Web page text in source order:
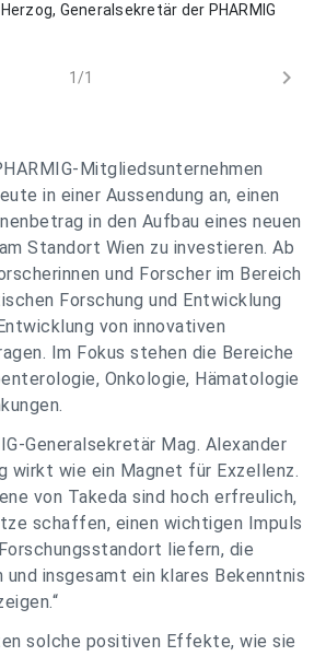
Generalsekretär der PHARMIG
1/1 chevron_right
Mitgliedsunternehmen
in einer Aussendung an, einen
in den Aufbau eines neuen
Standort Wien zu investieren. Ab
und Forscher im Bereich
Forschung und Entwicklung
von innovativen
Im Fokus stehen die Bereiche
Onkologie, Hämatologie
Generalsekretär Mag. Alexander
wirkt wie ein Magnet für Exzellenz.
von Takeda sind hoch erfreulich,
schaffen, einen wichtigen Impuls
liefern, die
insgesamt ein klares Bekenntnis
solche positiven Effekte, wie sie